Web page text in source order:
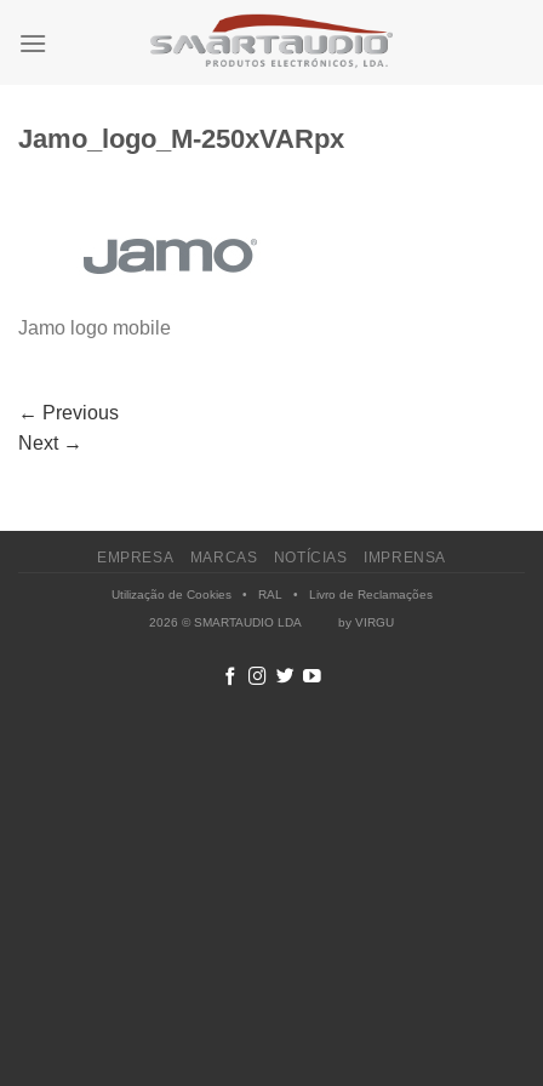
Jamo_logo_M-250xVARpx
Jamo logo mobile
← Previous
Next →
EMPRESA MARCAS NOTÍCIAS IMPRENSA
Utilização de Cookies• RAL • Livro de Reclamações
2026 © SMARTAUDIO LDA by VIRGU